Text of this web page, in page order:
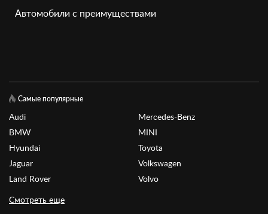
Автомобили с преимуществами
Самые популярные
Audi
BMW
Hyundai
Jaguar
Land Rover
Mercedes-Benz
MINI
Toyota
Volkswagen
Volvo
Смотреть еще